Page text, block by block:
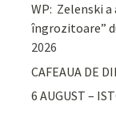
WP: Zelenski
îngrozitoare”
2026
CAFEAUA DE
6 AUGUST –